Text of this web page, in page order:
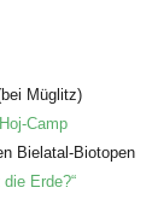
Müglitz)
Camp
Bielatal-Biotopen
Erde?“